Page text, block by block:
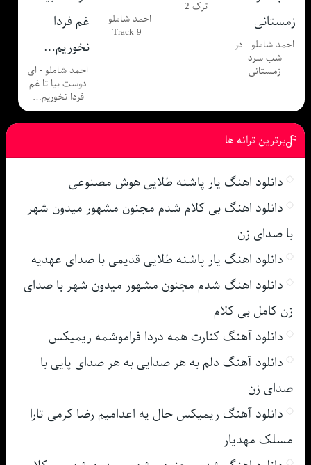
احمد شاملو - در
شب سرد
زمستانی
ترک 2
احمد شاملو -
Track 9
احمد شاملو - ای
دوست بیا تا غم
فردا نخوریم…
برترین ترانه ها
دانلود اهنگ یار پاشنه طلایی هوش مصنوعی
دانلود اهنگ بی کلام شدم مجنون مشهور میدون شهر
با صدای زن
دانلود اهنگ یار پاشنه طلایی قدیمی با صدای عهدیه
دانلود اهنگ شدم مجنون مشهور میدون شهر با صدای
زن کامل بی کلام
دانلود آهنگ کنارت همه دردا فراموشمه ریمیکس
دانلود آهنگ دلم به هر صدایی به هر صدای پایی با
صدای زن
دانلود آهنگ ریمیکس حال یه اعدامیم رضا کرمی تارا
مسلک مهدیار